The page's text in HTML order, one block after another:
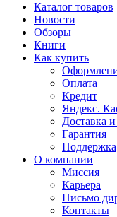
Каталог товаров
Новости
Обзоры
Книги
Как купить
Оплата
Кредит
Яндекс.
Доставка
Гарантия
Поддержка
О компании
Миссия
Карьера
Письмо
Контакты